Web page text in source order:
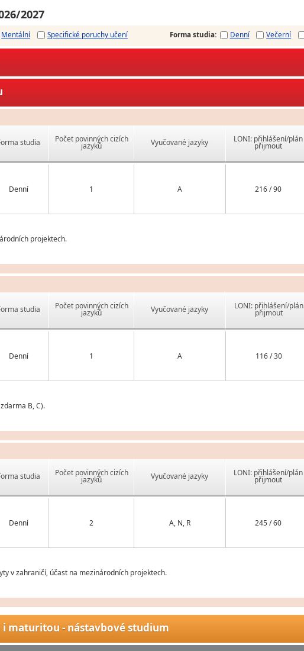
2027
Mentální Specifické poruchy učení Forma studia: Denní Večerní
studia Počet povinných cizích
jazyků Vyučované jazyky
Denní 1 A
LONI: přihlášení/plán
přijmout
216 / 90
projektech.
studia Počet povinných cizích
jazyků Vyučované jazyky
Denní 1 A
LONI: přihlášení/plán
přijmout
116 / 30
B, C).
studia Počet povinných cizích
jazyků Vyučované jazyky
Denní 2 A, N, R
LONI: přihlášení/plán
přijmout
245 / 60
v zahraničí, účast na mezinárodních projektech.
maturitou - nástavbové studium